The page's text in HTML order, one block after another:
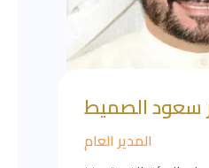
سعود الصميط
المدير العام